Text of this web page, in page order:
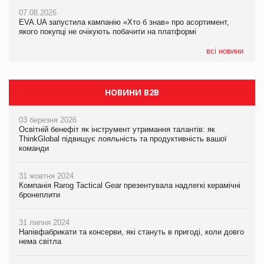
07.08.2026
EVA.UA запустила кампанію «Хто б знав» про асортимент,
якого покупці не очікують побачити на платформі
всі новини
05.08.2026
Мережа супермаркетів VARUS купує мережу магазинів
НОВИНИ B2B
03 березня 2026
Освітній бенефіт як інструмент утримання талантів: як
ThinkGlobal підвищує лояльність та продуктивність вашої
команди
31 жовтня 2024
Компанія Rarog Tactical Gear презентувала надлегкі керамічні
бронеплити
31 липня 2024
Напівфабрикати та консерви, які стануть в пригоді, коли довго
нема світла